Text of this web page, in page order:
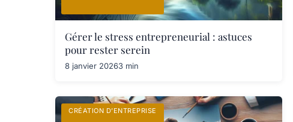
Gérer le stress entrepreneurial : astuces
pour rester serein
8 janvier 20263 min
CRÉATION D’ENTREPRISE